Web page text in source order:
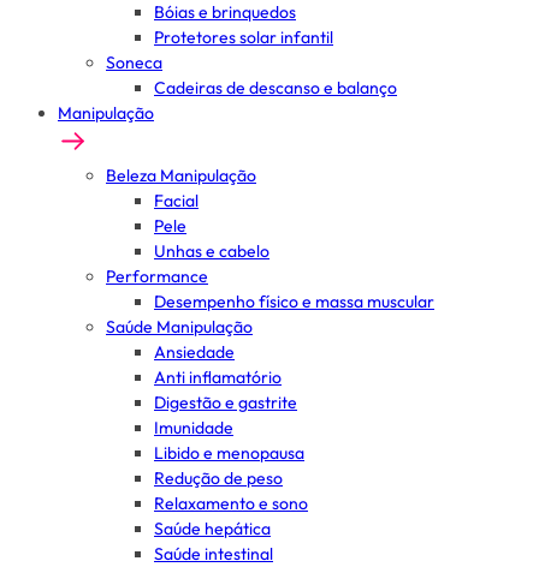
Bóias e brinquedos
Protetores solar infantil
Soneca
Cadeiras de descanso e balanço
Manipulação
Beleza Manipulação
Facial
Pele
Unhas e cabelo
Performance
Desempenho físico e massa muscular
Saúde Manipulação
Ansiedade
Anti inflamatório
Digestão e gastrite
Imunidade
Libido e menopausa
Redução de peso
Relaxamento e sono
Saúde hepática
Saúde intestinal